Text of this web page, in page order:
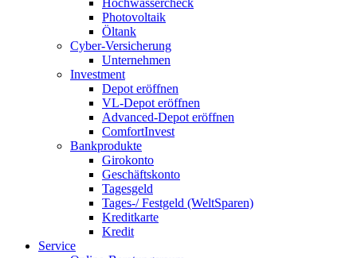
Hochwassercheck
Photovoltaik
Öltank
Cyber-Versicherung
Unternehmen
Investment
Depot eröffnen
VL-Depot eröffnen
Advanced-Depot eröffnen
ComfortInvest
Bankprodukte
Girokonto
Geschäftskonto
Tagesgeld
Tages-/ Festgeld (WeltSparen)
Kreditkarte
Kredit
Service